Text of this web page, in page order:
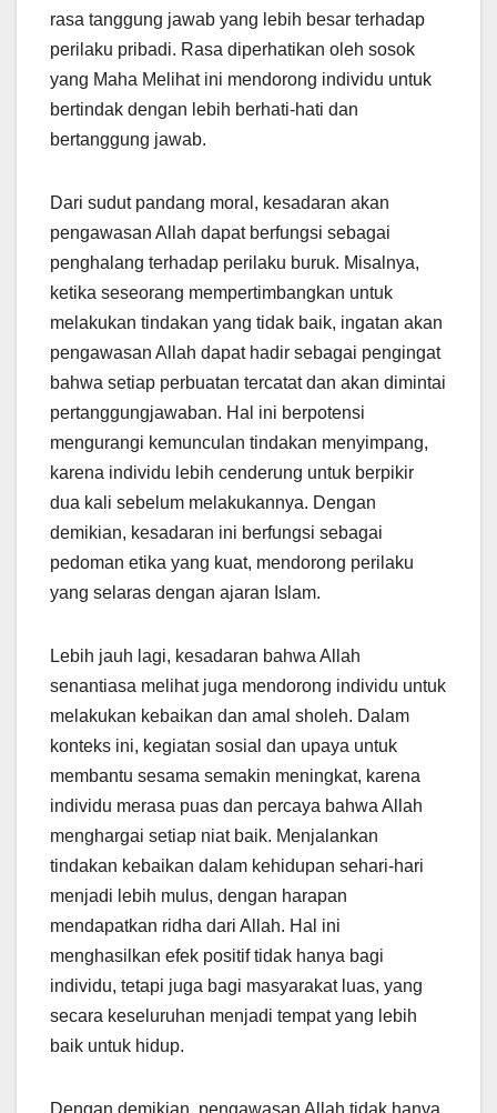
rasa tanggung jawab yang lebih besar terhadap
perilaku pribadi. Rasa diperhatikan oleh sosok
yang Maha Melihat ini mendorong individu untuk
bertindak dengan lebih berhati-hati dan
bertanggung jawab.
Dari sudut pandang moral, kesadaran akan
pengawasan Allah dapat berfungsi sebagai
penghalang terhadap perilaku buruk. Misalnya,
ketika seseorang mempertimbangkan untuk
melakukan tindakan yang tidak baik, ingatan akan
pengawasan Allah dapat hadir sebagai pengingat
bahwa setiap perbuatan tercatat dan akan dimintai
pertanggungjawaban. Hal ini berpotensi
mengurangi kemunculan tindakan menyimpang,
karena individu lebih cenderung untuk berpikir
dua kali sebelum melakukannya. Dengan
demikian, kesadaran ini berfungsi sebagai
pedoman etika yang kuat, mendorong perilaku
yang selaras dengan ajaran Islam.
Lebih jauh lagi, kesadaran bahwa Allah
senantiasa melihat juga mendorong individu untuk
melakukan kebaikan dan amal sholeh. Dalam
konteks ini, kegiatan sosial dan upaya untuk
membantu sesama semakin meningkat, karena
individu merasa puas dan percaya bahwa Allah
menghargai setiap niat baik. Menjalankan
tindakan kebaikan dalam kehidupan sehari-hari
menjadi lebih mulus, dengan harapan
mendapatkan ridha dari Allah. Hal ini
menghasilkan efek positif tidak hanya bagi
individu, tetapi juga bagi masyarakat luas, yang
secara keseluruhan menjadi tempat yang lebih
baik untuk hidup.
Dengan demikian, pengawasan Allah tidak hanya